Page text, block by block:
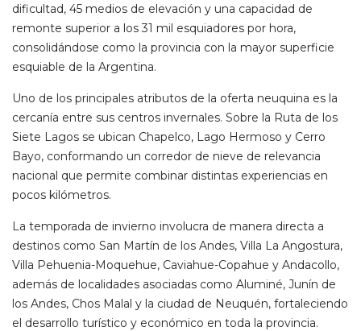
dificultad, 45 medios de elevación y una capacidad de
remonte superior a los 31 mil esquiadores por hora,
consolidándose como la provincia con la mayor superficie
esquiable de la Argentina.
Uno de los principales atributos de la oferta neuquina es la
cercanía entre sus centros invernales. Sobre la Ruta de los
Siete Lagos se ubican Chapelco, Lago Hermoso y Cerro
Bayo, conformando un corredor de nieve de relevancia
nacional que permite combinar distintas experiencias en
pocos kilómetros.
La temporada de invierno involucra de manera directa a
destinos como San Martín de los Andes, Villa La Angostura,
Villa Pehuenia-Moquehue, Caviahue-Copahue y Andacollo,
además de localidades asociadas como Aluminé, Junín de
los Andes, Chos Malal y la ciudad de Neuquén, fortaleciendo
el desarrollo turístico y económico en toda la provincia.